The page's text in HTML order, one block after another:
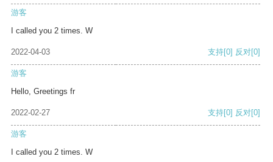
游客
I called you 2 times. W
2022-04-03 支持[0] 反对[0]
游客
Hello, Greetings fr
2022-02-27 支持[0] 反对[0]
游客
I called you 2 times. W